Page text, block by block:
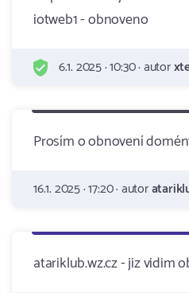
iotweb1 - obnoveno
6.1. 2025 · 10:30 · autor
Prosím o obnovení
16.1. 2025 · 17:20 · autor
atariklub.wz.cz - jiz vidim